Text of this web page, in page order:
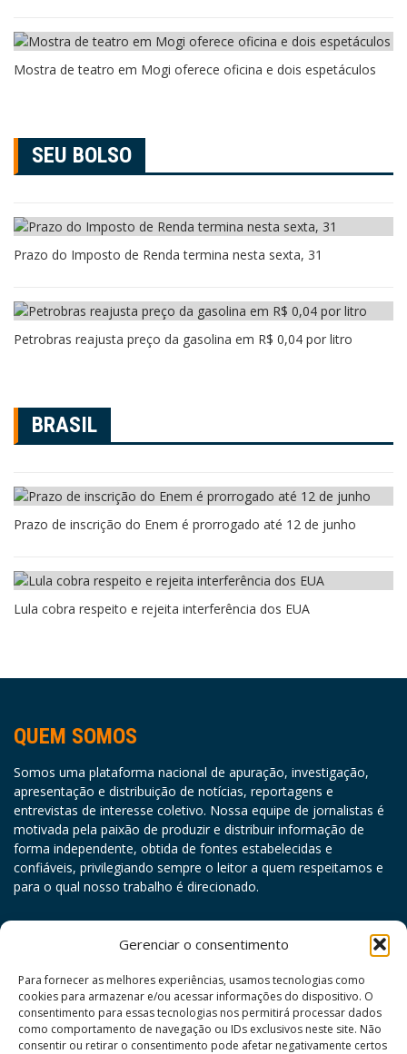
Gerenciar o consentimento
Para fornecer as melhores experiências, usamos tecnologias como
cookies para armazenar e/ou acessar informações do dispositivo. O
consentimento para essas tecnologias nos permitirá processar dados
como comportamento de navegação ou IDs exclusivos neste site. Não
consentir ou retirar o consentimento pode afetar negativamente certos
Mostra de teatro em Mogi oferece oficina e dois espetáculos
SEU BOLSO
Prazo do Imposto de Renda termina nesta sexta, 31
Petrobras reajusta preço da gasolina em R$ 0,04 por litro
BRASIL
Prazo de inscrição do Enem é prorrogado até 12 de junho
Lula cobra respeito e rejeita interferência dos EUA
QUEM SOMOS
Somos uma plataforma nacional de apuração, investigação,
apresentação e distribuição de notícias, reportagens e
entrevistas de interesse coletivo. Nossa equipe de jornalistas é
motivada pela paixão de produzir e distribuir informação de
forma independente, obtida de fontes estabelecidas e
confiáveis, privilegiando sempre o leitor a quem respeitamos e
para o qual nosso trabalho é direcionado.
D
1
2
3 4 5 6 7
8